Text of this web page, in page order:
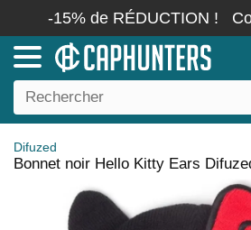
-15% de RÉDUCTION !
Difuzed
Bonnet noir Hello Kitty Ears